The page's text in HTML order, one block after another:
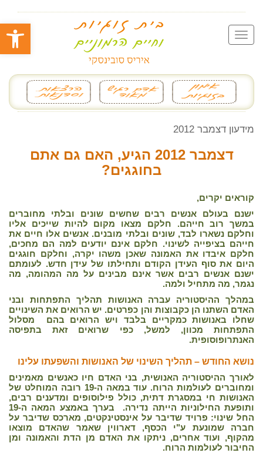
פתח
מידעון דצמבר 2012
דצמבר 2012 הגיע, האם גם אתם
בחוגגים?
קוראים יקרים,
ישנם בעולם אנשים רבים שחשים שונים ובלתי מחוברים
במשך רוב חייהם. חלקם מצאו מקום להיות שייכים אליו
וחלקם נשארו לבד, שונים ובלתי מובנים. אנשים אלו חיים את
חייהם בציפייה לשינוי. חלקם אינם יודעים למה הם מחכים,
חלקם איבדו את האמונה שאכן משהו יקרה, וחלקם חוגגים
היום את סוף העידן הקודם ותחילתו של עידן חדש. לעומתם
ישנם אנשים רבים אשר אינם מבינים על מה המהומה, מה
נגמר, מה מתחיל ולמה.
במהלך ההיסטוריה עברה האנושות תהליך התפתחות ובני
האדם השתנו הן כקבוצות והן כפרטים. יש הרואים את השינויים
שחלו באנושות כמקריים בלבד ויש הרואים בהם מסלול
התפתחות מכוון, למשל, כפי שרואים זאת בתפיסה
האנתרופוסופית.
נושא החודש – תהליך השינוי של האנושות והשפעתו עלינו
לאורך ההיסטוריה האנושית, בני האדם חיו כאנשים מאמינים
ומחוברים לעולמות הרוח. עוד במאה ה-19 רובה המוחלט של
האנושות חי במסגרת דתית, כולל פילוסופים ומדענים רבים,
ותופעת החילוניות הייתה נדירה. בערך באמצע המאה ה-19
החל שינוי: פרויד שדיבר על אינסטינקטים, מארכס שדיבר על
חברה שמונעת ע"י הכסף, דארווין שאמר שהאדם מוצאו
מהקוף, ועוד אחרים, ניתקו את האדם מן הדת והאמונה ומן
החיבור לעולמות הרוח.